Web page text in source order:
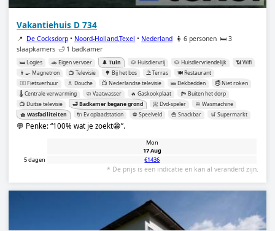
Vakantiehuis D 734
📍 De Cocksdorp • Noord-Holland,Texel • Nederland 🧍 6 personen 🛏️ 3
slaapkamers 🛁 1 badkamer
🛏️ Logies 🚗 Eigen vervoer 🌲 Tuin 🐶 Huisdiervrij 🐶 Huisdiervriendelijk
📶 Wifi
👨‍🍳 Magnetron
📺 Televisie 🌳 Bij het bos ⛱️ Terras
🍽️ Restaurant
🚴‍♂️ Fietsverhuur
🚿 Douche 📺 Nederlandse televisie 🛌 Dekbedden
🚭 Niet roken
🌡️ Centrale verwarming
🧼 Vaatwasser 🔥 Gaskookplaat
🏞️ Buiten het dorp
📺 Duitse televisie
🛁 Badkamer begane grond 📀 Dvd-speler
🧼 Wasmachine
🧺 Wasfaciliteiten
🔌 Ev oplaadstation ⚽️ Speelveld 🍟 Snackbar 🛒 Supermarkt
💬 Penke: 100% wat je zoekt😁 .
Mon
17 Aug
5 dagen
€1436
* De prijs is een indicatie en kan al veranderd zijn.